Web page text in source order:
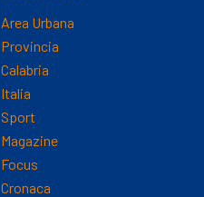
Area Urbana
Provincia
Calabria
Italia
Sport
Magazine
Focus
Cronaca